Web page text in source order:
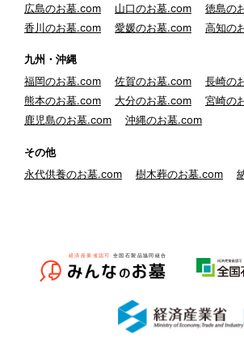
広島のお墓.com
山口のお墓.com
徳島の
香川のお墓.com
愛媛のお墓.com 高知の
九州・沖縄
福岡のお墓.com
佐賀のお墓.com
長崎の
熊本のお墓.com
大分のお墓.com
宮崎の
鹿児島のお墓.com
沖縄のお墓.com
その他
永代供養のお墓.com
樹木葬のお墓.com